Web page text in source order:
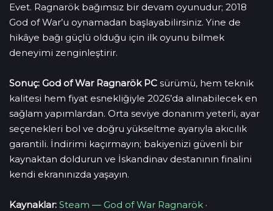
Evet. Ragnarök bağımsız bir devam oyunudur; 2018
God of War’u oynamadan başlayabilirsiniz. Yine de
hikâye bağı güçlü olduğu için ilk oyunu bilmek
deneyimi zenginleştirir.
Sonuç: God of War Ragnarök PC sürümü, hem teknik
kalitesi hem fiyat esnekliğiyle 2026’da alınabilecek en
sağlam yapımlardan. Orta seviye donanım yeterli, ayar
seçenekleri bol ve doğru yükseltme ayarıyla akıcılık
garantili. İndirimi kaçırmayın; bakiyenizi güvenli bir
kaynaktan doldurun ve İskandinav destanının finalini
kendi ekranınızda yaşayın.
Kaynaklar: Steam — God of War Ragnarök ·